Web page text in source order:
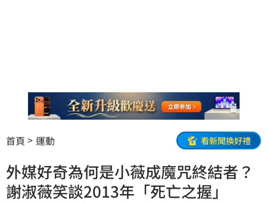
首頁 運動 看新聞換好禮
外媒好奇為何是小薇成魔咒終結者？
謝淑薇笑談2013年「死亡之握」